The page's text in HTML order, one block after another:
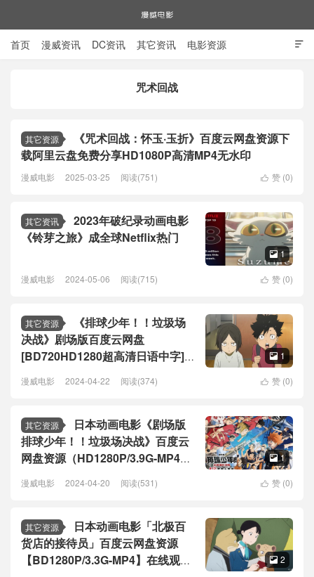

首页 漫威资讯 DC资讯 其它资讯 电影资源
咒术回战
其它资源
《咒术回战：怀玉·玉折》百度云网盘资源下
载阿里云盘免费分享HD1080P高清MP4无水印
 赞 (0)
漫威电影 2025-03-25 阅读(751)
其它资讯
2023年破纪录动画电影
《铃芽之旅》成全球Netflix热门
 1
 赞 (0)
漫威电影 2024-05-06 阅读(715)
其它资源
《排球少年！！垃圾场
决战》剧场版百度云网盘
[BD720HD1280超高清日语中字]
 1
 赞 (0)
漫威电影 2024-04-22 阅读(374)
其它资源
日本动画电影《剧场版
排球少年！！垃圾场决战》百度云
网盘资源（HD1280P/3.9G-MP4）
 1
 赞 (0)
漫威电影 2024-04-20 阅读(531)
其它资源
日本动画电影「北极百
货店的接待员」百度云网盘资源
【BD1280P/3.3G-MP4】在线观看
 2